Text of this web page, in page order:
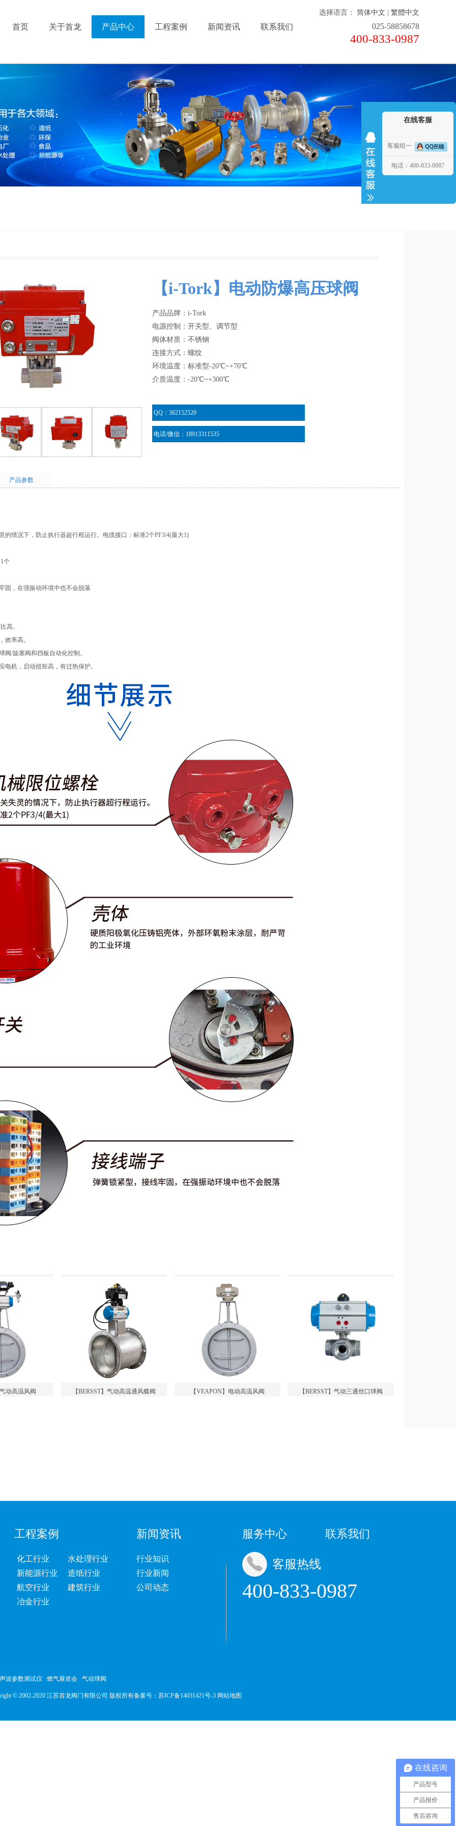
首页 关于首龙 产品中心 工程案例 新闻资讯 联系我们
选择语言： 简体中文 繁體中文
025-58858678
400-833-0987
在线客服
客服组一
电话：400-833-0987
【i-Tork】电动防爆高压球阀
产品品牌：i-Tork
电源控制：开关型、调节型
阀体材质：不锈钢
连接方式：螺纹
环境温度：标准型-20℃~+70℃
介质温度：-20℃~+300℃
QQ：362152520
电话/微信：18913311535
产品参数
的情况下，防止执行器超行程运行。电缆接口：标准2个PF3/4(最大1)
个
固，在强振动环境中也不会脱落
高。
效率高。
阀/旋塞阀和挡板自动化控制。
电机，启动扭矩高，有过热保护。
动高温风阀 【BERSST】气动高温通风蝶阀 【VEAPON】电动高温风阀 【BERSST】气动三通丝口球阀
工程案例 新闻资讯 服务中心 联系我们
化工行业
水处理行业
新能源行业
造纸行业
航空行业
建筑行业
冶金行业
行业知识
行业新闻
公司动态
客服热线
400-833-0987
波参数测试仪 燃气展览会 气动球阀
© 2002-2020 江苏首龙阀门有限公司 版权所有备案号： 苏ICP备14031421号-3 网站地图
在线咨询
产品型号
产品报价
售后咨询